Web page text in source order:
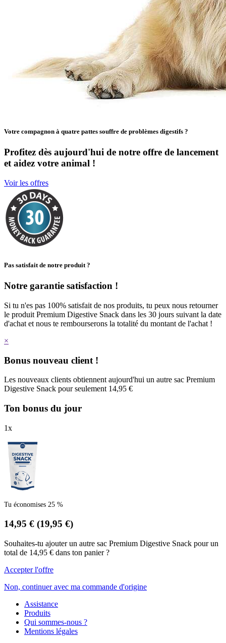
Votre compagnon à quatre pattes souffre de problèmes digestifs ?
Profitez dès aujourd'hui de notre offre de lancement
et aidez votre animal !
Voir les offres
Pas satisfait de notre produit ?
Notre garantie satisfaction !
Si tu n'es pas 100% satisfait de nos produits, tu peux nous retourner
le produit Premium Digestive Snack dans les 30 jours suivant la date
d'achat et nous te rembourserons la totalité du montant de l'achat !
×
Bonus nouveau client !
Les nouveaux clients obtiennent aujourd'hui un autre sac Premium
Digestive Snack pour seulement 14,95 €
Ton bonus du jour
1x
Tu économises 25 %
14,95 € (19,95 €)
Souhaites-tu ajouter un autre sac Premium Digestive Snack pour un
total de 14,95 € dans ton panier ?
Accepter l'offre
Non, continuer avec ma commande d'origine
Assistance
Produits
Qui sommes-nous ?
Mentions légales